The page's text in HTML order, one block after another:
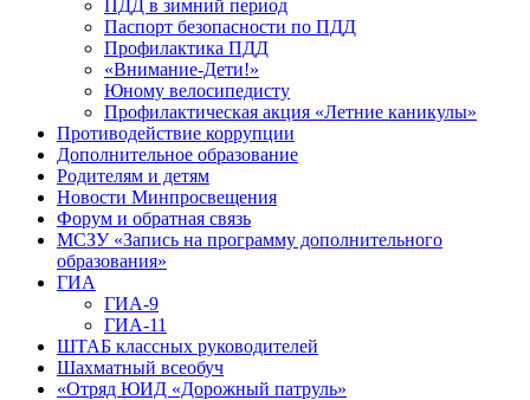
ПДД в зимний период
Паспорт безопасности по ПДД
Профилактика ПДД
«Внимание-Дети!»
Юному велосипедисту
Профилактическая акция «Летние каникулы»
Противодействие коррупции
Дополнительное образование
Родителям и детям
Новости Минпросвещения
Форум и обратная связь
МСЗУ «Запись на программу дополнительного
образования»
ГИА
ГИА-9
ГИА-11
ШТАБ классных руководителей
Шахматный всеобуч
«Отряд ЮИД «Дорожный патруль»